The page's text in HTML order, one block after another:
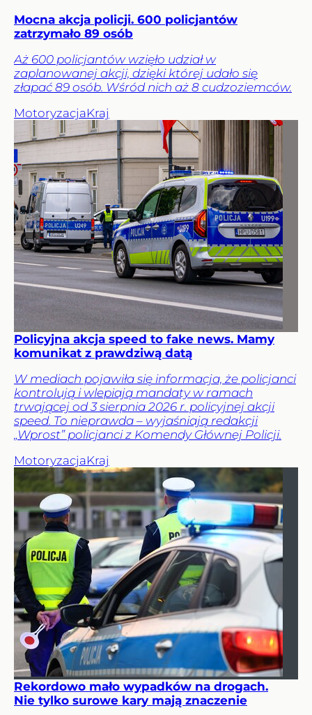
Mocna akcja policji. 600 policjantów
zatrzymało 89 osób
Aż 600 policjantów wzięło udział w
zaplanowanej akcji, dzięki której udało się
złapać 89 osób. Wśród nich aż 8 cudzoziemców.
MotoryzacjaKraj
Policyjna akcja speed to fake news. Mamy
komunikat z prawdziwą datą
W mediach pojawiła się informacja, że policjanci
kontrolują i wlepiają mandaty w ramach
trwającej od 3 sierpnia 2026 r. policyjnej akcji
speed. To nieprawda – wyjaśniają redakcji
„Wprost” policjanci z Komendy Głównej Policji.
MotoryzacjaKraj
Rekordowo mało wypadków na drogach.
Nie tylko surowe kary mają znaczenie